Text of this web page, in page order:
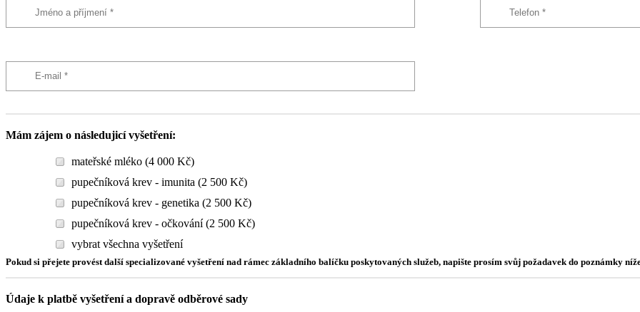
Mám zájem o následujicí vyšetření:
mateřské mléko (4 000 Kč)
pupečníková krev - imunita (2 500 Kč)
pupečníková krev - genetika (2 500 Kč)
pupečníková krev - očkování (2 500 Kč)
vybrat všechna vyšetření
Pokud si přejete provést další specializované vyšetření nad rámec základního balíčku poskytovaných služeb, napište prosím svůj požadavek do poznámky
Údaje k platbě vyšetření a dopravě odběrové sady